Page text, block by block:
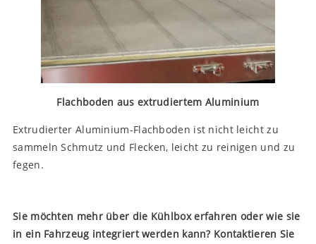
Flachboden aus extrudiertem Aluminium
Extrudierter Aluminium-Flachboden ist nicht leicht zu
sammeln Schmutz und Flecken, leicht zu reinigen und zu
fegen.
Sie möchten mehr über die Kühlbox erfahren oder wie sie
in ein Fahrzeug integriert werden kann? Kontaktieren Sie